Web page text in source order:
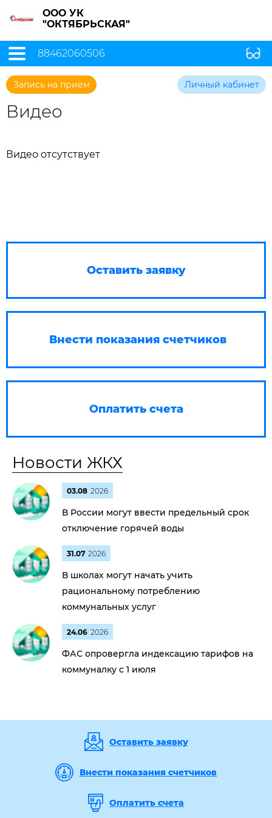
ООО УК
"ОКТЯБРЬСКАЯ"
88462060506
Запись на прием Личный кабинет
Видео
Видео отсутствует
Оставить заявку
Внести показания счетчиков
Оплатить счета
Новости ЖКХ
03.08 2026
В России могут ввести предельный срок
отключение горячей воды
31.07 2026
В школах могут начать учить
рациональному потреблению
коммунальных услуг
24.06 2026
ФАС опровергла индексацию тарифов на
коммуналку с 1 июля
Оставить заявку
Внести показания счетчиков
Оплатить счета